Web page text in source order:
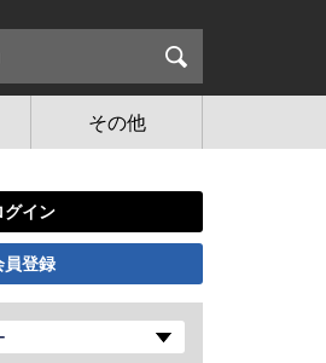
その他
グイン
員登録